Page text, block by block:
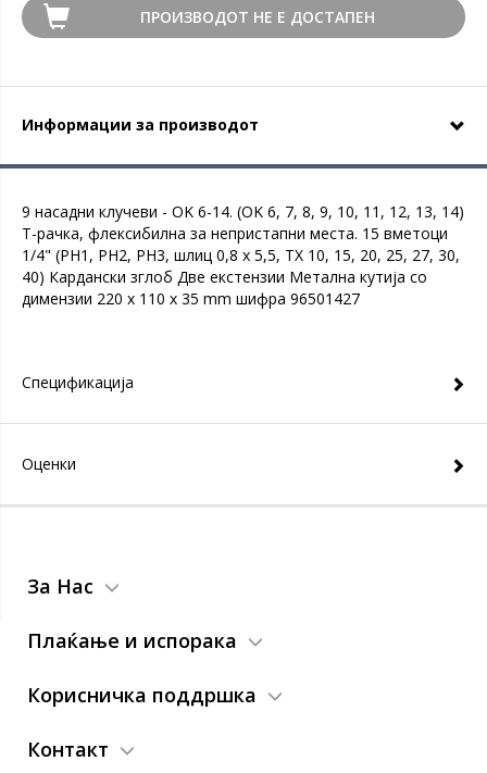
ПРОИЗВОДОТ НЕ Е ДОСТАПЕН
Информации за производот
9 насадни клучеви - OK 6-14. (OK 6, 7, 8, 9, 10, 11, 12, 13, 14)
T-рачка, флексибилна за непристапни места. 15 вметоци
1/4" (PH1, PH2, PH3, шлиц 0,8 x 5,5, TX 10, 15, 20, 25, 27, 30,
40) Кардански зглоб Две екстензии Метална кутија со
димензии 220 x 110 x 35 mm шифра 96501427
Спецификација
Оценки
За Нас
Плаќање и испорака
Корисничка поддршка
Контакт